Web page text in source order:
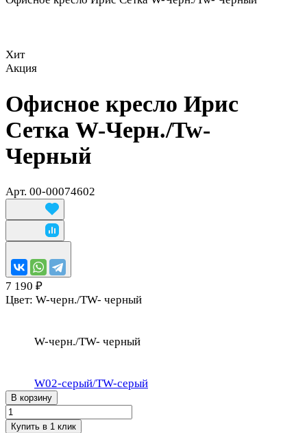
Хит
Акция
Офисное кресло Ирис
Сетка W-Черн./Tw-
Черный
Арт. 00-00074602
7 190 ₽
Цвет: W-черн./TW- черный
W-черн./TW- черный
W02-серый/TW-серый
В корзину
Купить в 1 клик